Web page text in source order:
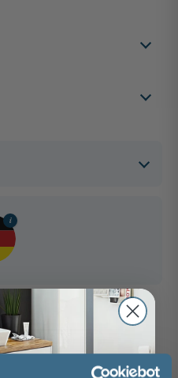
Handtuchhalter (3)